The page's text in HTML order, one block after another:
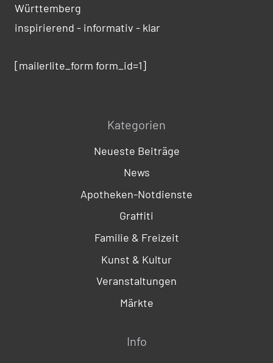
Württemberg
inspirierend - informativ - klar
[mailerlite_form form_id=1]
Kategorien
Neueste Beiträge
News
Apotheken-Notdienste
Graffiti
Familie & Freizeit
Kunst & Kultur
Veranstaltungen
Märkte
Info